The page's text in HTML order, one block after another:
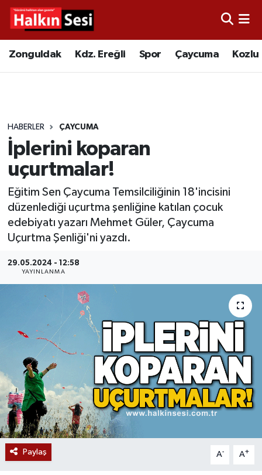
Zonguldak Kdz. Ereğli Spor Çaycuma Kozlu
HABERLER ÇAYCUMA
İplerini koparan
uçurtmalar!
Eğitim Sen Çaycuma Temsilciliğinin 18'incisini
düzenlediği uçurtma şenliğine katılan çocuk
edebiyatı yazarı Mehmet Güler, Çaycuma
Uçurtma Şenliği'ni yazdı.
29.05.2024 - 12:58
YAYINLANMA
Paylaş A- A+
Video
Çaycuma
Alaplı
Asayiş
Bartın
Devrek
ÇEVRE
BİLİM VE TEKNOLOJİ
DUNYA
Düzce
Eğitim
Merkez Hava Durumu
Süper Lig Puan Durumu ve Fikstür
Tüm Manşetler
Son Dakika Haberleri
Haber Arşivi